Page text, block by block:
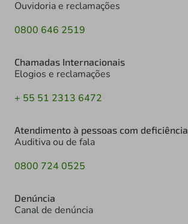
Ouvidoria e reclamações
0800 646 2519
Chamadas Internacionais
Elogios e reclamações
+ 55 51 2313 6472
Atendimento à pessoas com deficiência
Auditiva ou de fala
0800 724 0525
Denúncia
Canal de denúncia